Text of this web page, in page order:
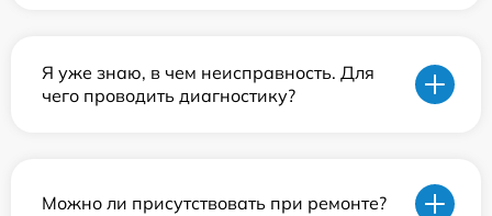
Я уже знаю, в чем неисправность. Для
чего проводить диагностику?
Можно ли присутствовать при ремонте?